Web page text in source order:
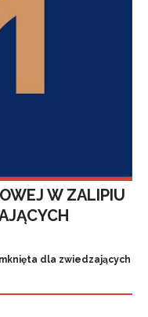
W ZALIPIU
dla zwiedzających